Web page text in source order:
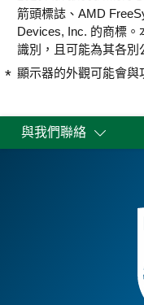
箭頭標誌、AMD
Devices, Inc. 的商標
識別，且可能為其各別
顯示器的外觀可能會與
與我們聯絡